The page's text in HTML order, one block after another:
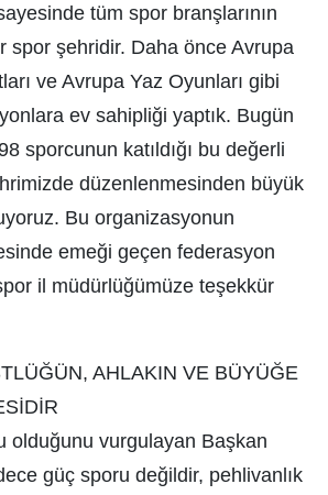
tüm spor branşlarının
spor şehridir. Daha önce Avrupa
ve Avrupa Yaz Oyunları gibi
ev sahipliği yaptık. Bugün
sporcunun katıldığı bu değerli
düzenlenmesinden büyük
Bu organizasyonun
emeği geçen federasyon
il müdürlüğümüze teşekkür
AHLAKIN VE BÜYÜĞE
olduğunu vurgulayan Başkan
güç sporu değildir, pehlivanlık